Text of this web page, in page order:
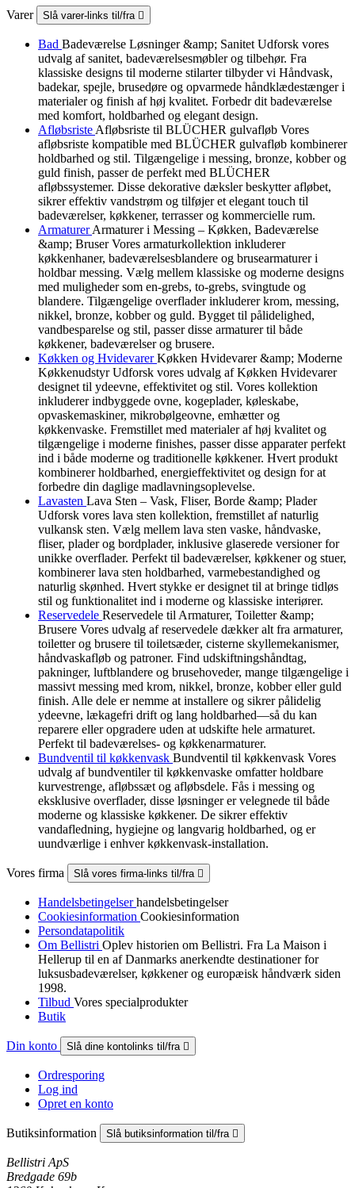
Varer Slå varer-links til/fra 
Bad Badeværelse Løsninger &amp; Sanitet Udforsk vores
udvalg af sanitet, badeværelsesmøbler og tilbehør. Fra
klassiske designs til moderne stilarter tilbyder vi Håndvask,
badekar, spejle, brusedøre og opvarmede håndklædestænger i
materialer og finish af høj kvalitet. Forbedr dit badeværelse
med komfort, holdbarhed og elegant design.
Afløbsriste Afløbsriste til BLÜCHER gulvafløb Vores
afløbsriste kompatible med BLÜCHER gulvafløb kombinerer
holdbarhed og stil. Tilgængelige i messing, bronze, kobber og
guld finish, passer de perfekt med BLÜCHER
afløbssystemer. Disse dekorative dæksler beskytter afløbet,
sikrer effektiv vandstrøm og tilføjer et elegant touch til
badeværelser, køkkener, terrasser og kommercielle rum.
ArmaturerArmaturer i Messing – Køkken, Badeværelse
&amp; Bruser Vores armaturkollektion inkluderer
køkkenhaner, badeværelsesblandere og brusearmaturer i
holdbar messing. Vælg mellem klassiske og moderne designs
med muligheder som en-grebs, to-grebs, svingtude og
blandere. Tilgængelige overflader inkluderer krom, messing,
nikkel, bronze, kobber og guld. Bygget til pålidelighed,
vandbesparelse og stil, passer disse armaturer til både
køkkener, badeværelser og brusere.
Køkken og HvidevarerKøkken Hvidevarer &amp; Moderne
Køkkenudstyr Udforsk vores udvalg af Køkken Hvidevarer
designet til ydeevne, effektivitet og stil. Vores kollektion
inkluderer indbyggede ovne, kogeplader, køleskabe,
opvaskemaskiner, mikrobølgeovne, emhætter og
køkkenvaske. Fremstillet med materialer af høj kvalitet og
tilgængelige i moderne finishes, passer disse apparater perfekt
ind i både moderne og traditionelle køkkener. Hvert produkt
kombinerer holdbarhed, energieffektivitet og design for at
forbedre din daglige madlavningsoplevelse.
Lavasten Lava Sten – Vask, Fliser, Borde &amp; Plader
Udforsk vores lava sten kollektion, fremstillet af naturlig
vulkansk sten. Vælg mellem lava sten vaske, håndvaske,
fliser, plader og bordplader, inklusive glaserede versioner for
unikke overflader. Perfekt til badeværelser, køkkener og stuer,
kombinerer lava sten holdbarhed, varmebestandighed og
naturlig skønhed. Hvert stykke er designet til at bringe tidløs
stil og funktionalitet ind i moderne og klassiske interiører.
Reservedele Reservedele til Armaturer, Toiletter &amp;
Brusere Vores udvalg af reservedele dækker alt fra armaturer,
toiletter og brusere til toiletsæder, cisterne skyllemekanismer,
håndvaskafløb og patroner. Find udskiftningshåndtag,
pakninger, luftblandere og brusehoveder, mange tilgængelige i
massivt messing med krom, nikkel, bronze, kobber eller guld
finish. Alle dele er nemme at installere og sikrer pålidelig
ydeevne, lækagefri drift og lang holdbarhed—så du kan
reparere eller opgradere uden at udskifte hele armaturet.
Perfekt til badeværelses- og køkkenarmaturer.
Bundventil til køkkenvask Bundventil til køkkenvask Vores
udvalg af bundventiler til køkkenvaske omfatter holdbare
kurvestrenge, afløbssæt og afløbsdele. Fås i messing og
eksklusive overflader, disse løsninger er velegnede til både
moderne og klassiske køkkener. De sikrer effektiv
vandafledning, hygiejne og langvarig holdbarhed, og er
uundværlige i enhver køkkenvask-installation.
Vores firma Slå vores firma-links til/fra 
Handelsbetingelserhandelsbetingelser
Cookiesinformation Cookiesinformation
Persondatapolitik
Om Bellistri Oplev historien om Bellistri. Fra La Maison i
Hellerup til en af Danmarks anerkendte destinationer for
luksus­badeværelser, køkkener og europæisk håndværk siden
1998.
Tilbud Vores specialprodukter
Butik
Din konto Slå dine kontolinks til/fra 
Ordresporing
Log ind
Opret en konto
Butiksinformation Slå butiksinformation til/fra 
Bellistri ApS
Bredgade 69b